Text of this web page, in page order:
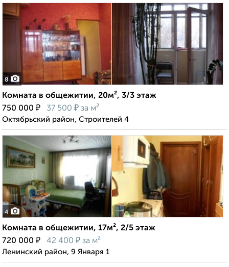
8
Комната в общежитии, 20м², 3/3 этаж
750 000 ₽ 37 500 ₽ за м²
Октябрьский район, Строителей 4
4
Комната в общежитии, 17м², 2/5 этаж
720 000 ₽ 42 400 ₽ за м²
Ленинский район, 9 Января 1